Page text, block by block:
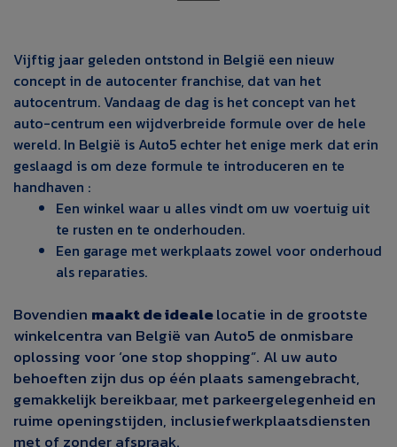
Vijftig jaar geleden ontstond in België een nieuw
concept in de autocenter franchise, dat van het
autocentrum. Vandaag de dag is het concept van het
auto-centrum een wijdverbreide formule over de hele
wereld. In België is Auto5 echter het enige merk dat erin
geslaagd is om deze formule te introduceren en te
handhaven :
Een winkel waar u alles vindt om uw voertuig uit
te rusten en te onderhouden.
Een garage met werkplaats zowel voor onderhoud
als reparaties.
Bovendien maakt de idealelocatie in de grootste
winkelcentra van België van Auto5 de onmisbare
oplossing voor ‘one stop shopping”. Al uw auto
behoeften zijn dus op één plaats samengebracht,
gemakkelijk bereikbaar, met parkeergelegenheid en
ruime openingstijden, inclusiefwerkplaatsdiensten
met of zonder afspraak.